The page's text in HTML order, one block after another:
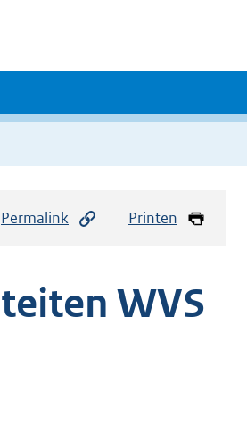
Permalink Printen
WVS